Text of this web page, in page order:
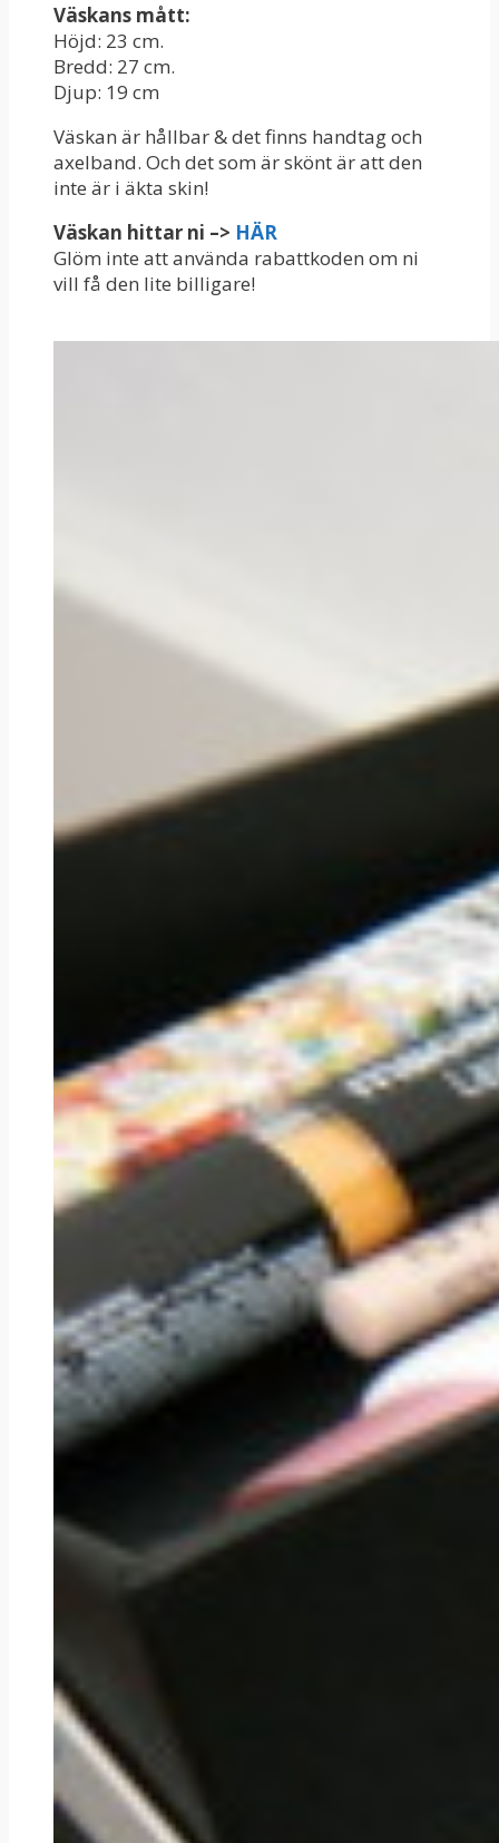
Väskans mått:
Höjd: 23 cm.
Bredd: 27 cm.
Djup: 19 cm
Väskan är hållbar & det finns handtag och
axelband. Och det som är skönt är att den
inte är i äkta skin!
Väskan hittar ni –> HÄR
Glöm inte att använda rabattkoden om ni
vill få den lite billigare!